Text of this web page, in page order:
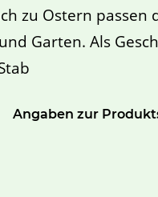
zu Ostern
Garten. Als
Angaben zur